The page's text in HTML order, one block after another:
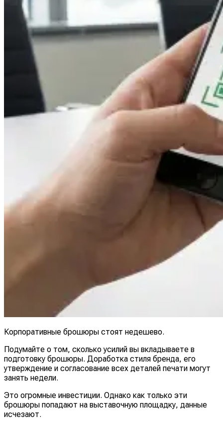
Корпоративные брошюры стоят недешево.
Подумайте о том, сколько усилий вы вкладываете в
подготовку брошюры. Доработка стиля бренда, его
утверждение и согласование всех деталей печати могут
занять недели.
Это огромные инвестиции. Однако как только эти
брошюры попадают на выставочную площадку, данные
исчезают.